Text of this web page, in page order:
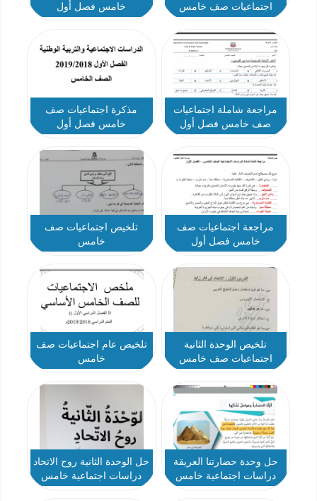
اجتماعيات صف خامس
خامس فصل أول
مراجعة شاملة اجتماعيات
صف خامس فصل أول
مذكرة اجتماعيات صف
خامس فصل أول
مراجعة اجتماعيات صف
خامس فصل أول
تلخيص اجتماعيات صف
خامس
تلخيص الوحدة الثانية
اجتماعيات صف خامس
تلخيص عام اجتماعيات صف
خامس
حل وحدة حضارتنا العريقة
دراسات اجتماعية خامس
حل الوحدة الثانية روح الاتحاد
دراسات اجتماعية خامس